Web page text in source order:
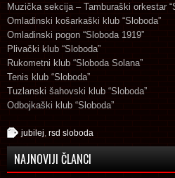
Muzička sekcija – Tamburaški orkestar
Omladinski košarkaški klub “Sloboda”
Omladinski pogon “Sloboda 1919”
Plivački klub “Sloboda”
Rukometni klub “Sloboda Solana”
Tenis klub “Sloboda”
Tuzlanski šahovski klub “Sloboda”
Odbojkaški klub “Sloboda”
jubilej rsd sloboda
NAJNOVIJI ČLANCI